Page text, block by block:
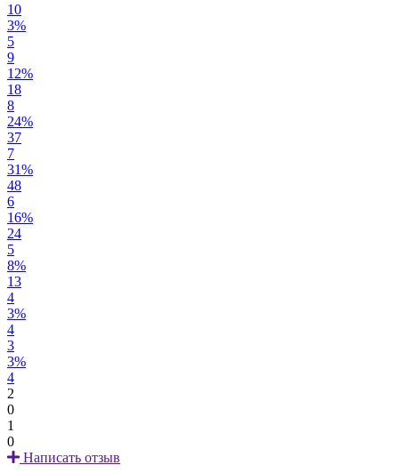
10
3%
5
9
12%
18
8
24%
37
7
31%
48
6
16%
24
5
8%
13
4
3%
4
3
3%
4
2
0
1
0
Написать отзыв